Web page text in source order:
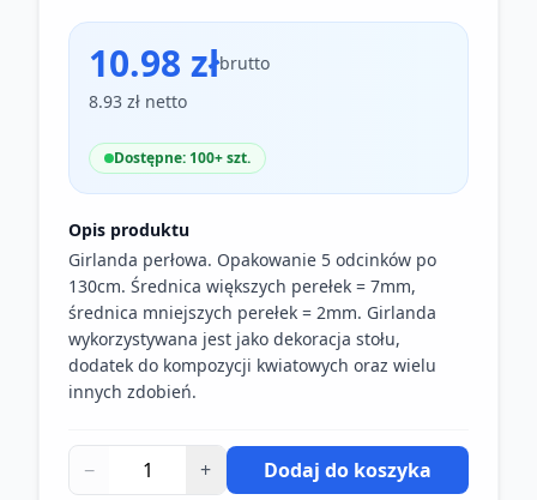
10.98 złbrutto
8.93 zł netto
Dostępne: 100+ szt.
Opis produktu
Girlanda perłowa. Opakowanie 5 odcinków po
130cm. Średnica większych perełek = 7mm,
średnica mniejszych perełek = 2mm. Girlanda
wykorzystywana jest jako dekoracja stołu,
dodatek do kompozycji kwiatowych oraz wielu
innych zdobień.
− + Dodaj do koszyka